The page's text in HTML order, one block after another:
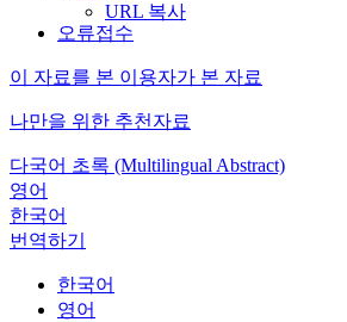
URL 복사
오류접수
이 자료를 본 이용자가 본 자료
나만을 위한 추천자료
다국어 초록 (Multilingual Abstract)
영어
한국어
번역하기
한국어
영어